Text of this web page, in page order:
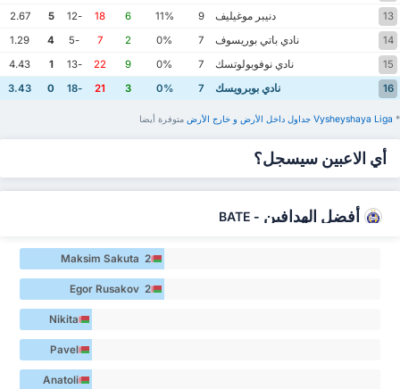
13
دنيبر موغيليف 9
11%
6
18
-12
5
2.67
14
نادي باتي بوريسوف 7
0%
2
7
-5
4
1.29
15
نادي نوفوبولوتسك 7
0%
9
22
-13
1
4.43
16
نادي بوبرويسك 7
0%
3
21
-18
0
3.43
* Vysheyshaya Liga ‏جداول داخل الأرض ‏و خارج الأرض ‏متوفرة أيضا
أي الاعبين سيسجل؟
أفضل الهدافين -
BATE
Maksim Sakuta 2
Egor Rusakov 2
Nikita
Neskoromny 1
Pavel
Dubovskiy 1
Anatoli